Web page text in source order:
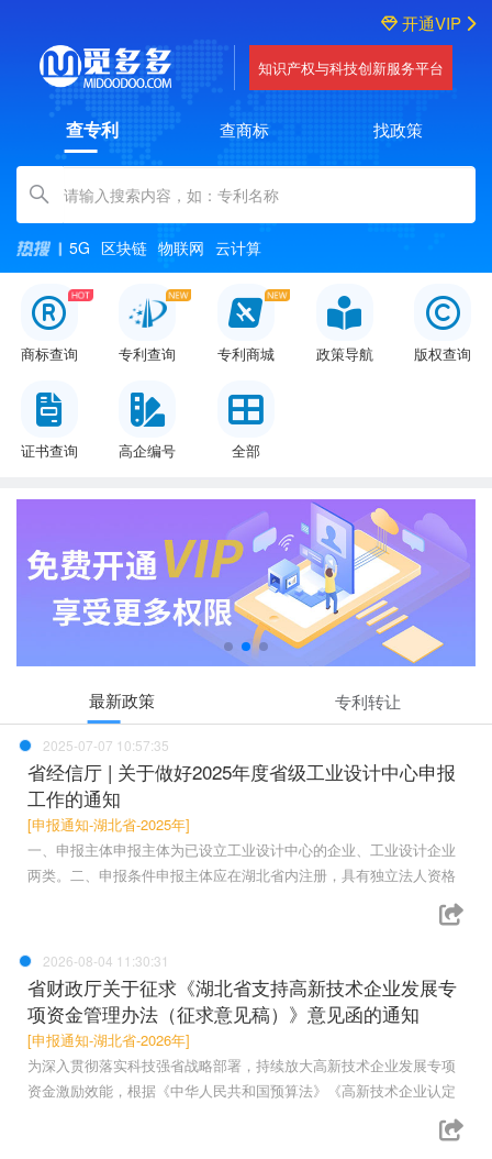
开通VIP
知识产权与科技创新服务平台
查专利 查商标 找政策
Amount (in dollars)
5G 区块链 物联网 云计算
商标查询 专利查询 专利商城 政策导航 版权查询
证书查询 高企编号 全部
最新政策 专利转让
2025-07-07 10:57:35
省经信厅 | 关于做好2025年度省级工业设计中心申报
工作的通知
[申报通知-湖北省-2025年]
一、申报主体申报主体为已设立工业设计中心的企业、工业设计企业
两类。二、申报条件申报主体应在湖北省内注册，具有独立法人资格
2026-08-04 11:30:31
省财政厅关于征求《湖北省支持高新技术企业发展专
项资金管理办法（征求意见稿）》意见函的通知
[申报通知-湖北省-2026年]
为深入贯彻落实科技强省战略部署，持续放大高新技术企业发展专项
资金激励效能，根据《中华人民共和国预算法》《高新技术企业认定